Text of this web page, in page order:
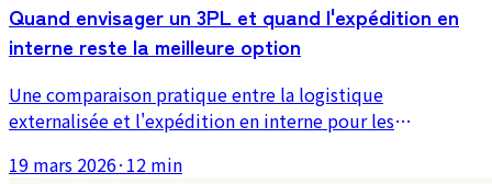
Quand envisager un 3PL et quand l'expédition en
interne reste la meilleure option
Une comparaison pratique entre la logistique
externalisée et l'expédition en interne pour les
flexibilité et les cas où le volume de commandes justifie
19 mars 2026· 12 min